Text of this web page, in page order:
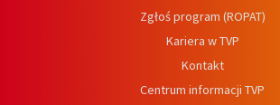
Zgłoś program (ROPAT)
Kariera w TVP
Kontakt
Centrum informacji TVP